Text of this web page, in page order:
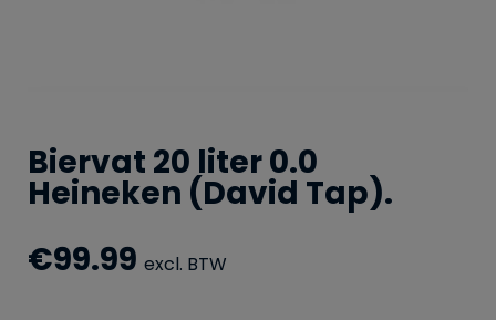
Biervat 20 liter 0.0
Heineken (David Tap).
€99.99 excl. BTW